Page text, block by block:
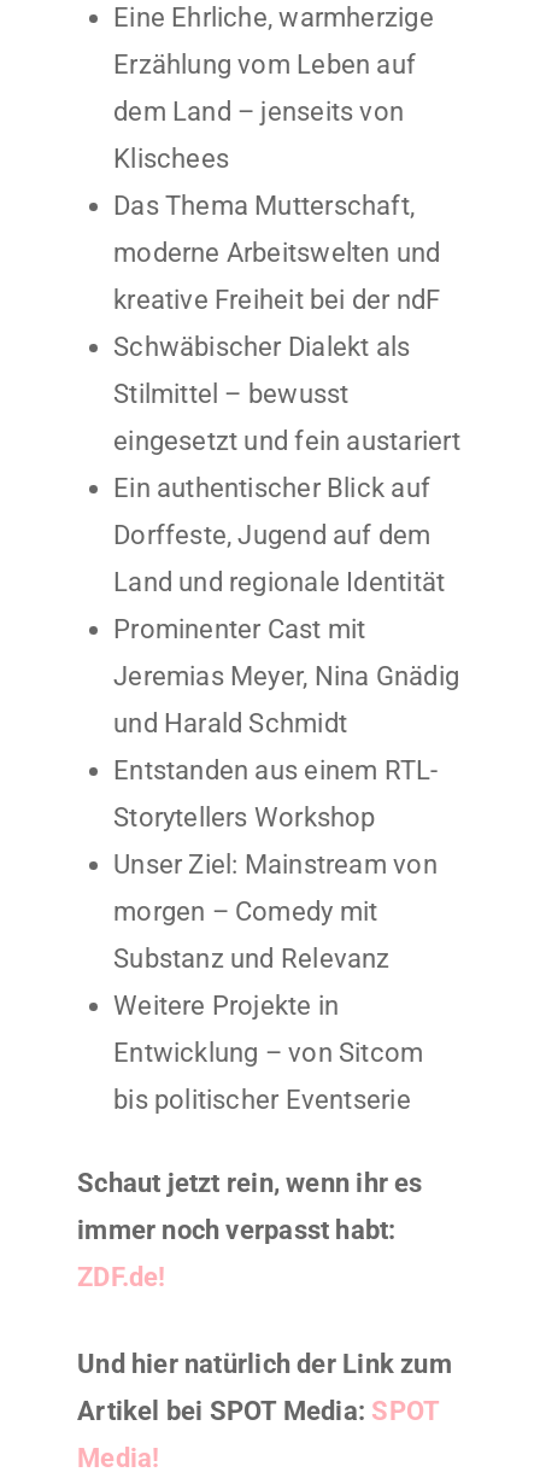
Eine Ehrliche, warmherzige
Erzählung vom Leben auf
dem Land – jenseits von
Klischees
Das Thema Mutterschaft,
moderne Arbeitswelten und
kreative Freiheit bei der ndF
Schwäbischer Dialekt als
Stilmittel – bewusst
eingesetzt und fein austariert
Ein authentischer Blick auf
Dorffeste, Jugend auf dem
Land und regionale Identität
Prominenter Cast mit
Jeremias Meyer, Nina Gnädig
und Harald Schmidt
Entstanden aus einem RTL-
Storytellers Workshop
Unser Ziel: Mainstream von
morgen – Comedy mit
Substanz und Relevanz
Weitere Projekte in
Entwicklung – von Sitcom
bis politischer Eventserie
Schaut jetzt rein, wenn ihr es
immer noch verpasst habt:
ZDF.de!
Und hier natürlich der Link zum
Artikel bei SPOT Media: SPOT
Media!